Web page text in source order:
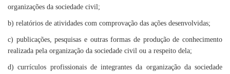
organizações da sociedade civil;
b) relatórios de atividades com comprovação das ações desenvolvidas;
c) publicações, pesquisas e outras formas de produção de conhecimento
realizada pela organização da sociedade civil ou a respeito dela;
d) currículos profissionais de integrantes da organização da sociedade